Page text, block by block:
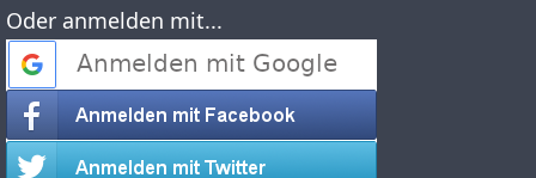
Oder anmelden mit...
Login with Google
Login with Facebook
Login with Twitter